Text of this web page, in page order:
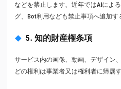
などを禁止します。近年ではAIによ
グ、Bot利用なども禁止事項へ追加す
5. 知的財産権条項
サービス内の画像、動画、デザイン
どの権利は事業者又は権利者に帰属